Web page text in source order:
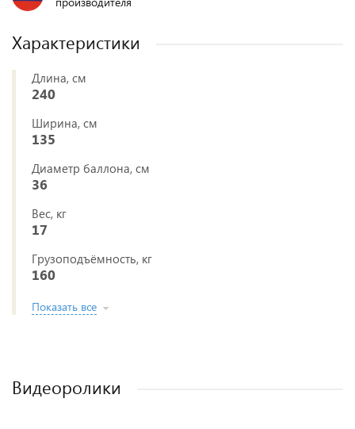
Характеристики
Длина, см
240
Ширина, см
135
Диаметр баллона, см
36
Вес, кг
17
Грузоподъёмность, кг
160
Показать все
Видеоролики